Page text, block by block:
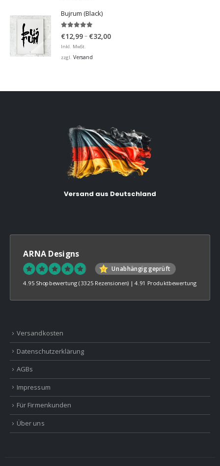
Bujrum (Black)
€12,99– €32,00Preisspanne:
Inkl. MwSt.
zzgl. Versand
Versand aus Deutschland
ARNA Designs
Unabhängig geprüft
4.95 Shopbewertung (3325 Rezensionen) |4.91 Produktbewertung
Versandkosten
Datenschutzerklärung
AGBs
Impressum
Für Firmenkunden
Über uns